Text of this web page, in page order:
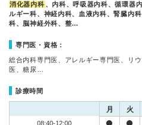
消化器内科 、内科、呼吸器内科、循環器
ルギー科、神経内科、血液内科、腎臓内
科、脳神経外科、整…
専門医・資格：
総合内科専門医、アレルギー専門医、リ
医、糖尿…
診療時間
月 火
08:40-12:00